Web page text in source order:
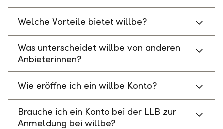
Welche Vorteile bietet willbe?
Was unterscheidet willbe von anderen
Anbieterinnen?
Wie eröffne ich ein willbe Konto?
Brauche ich ein Konto bei der LLB zur
Anmeldung bei willbe?